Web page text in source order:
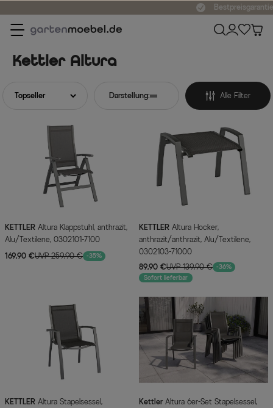
Kettler Altura
Darstellung: Alle Filter
KETTLER
Alu/Textilene, 0302101-7100
169,90 €UVP 259,90 € -35%
KETTLER
anthrazit/anthrazit, Alu/Textilene,
0302103-71000
89,90 €UVP 139,90 € -36%
Sofort lieferbar
KETTLER KettlerAltura 6er-Set Stapelsessel,